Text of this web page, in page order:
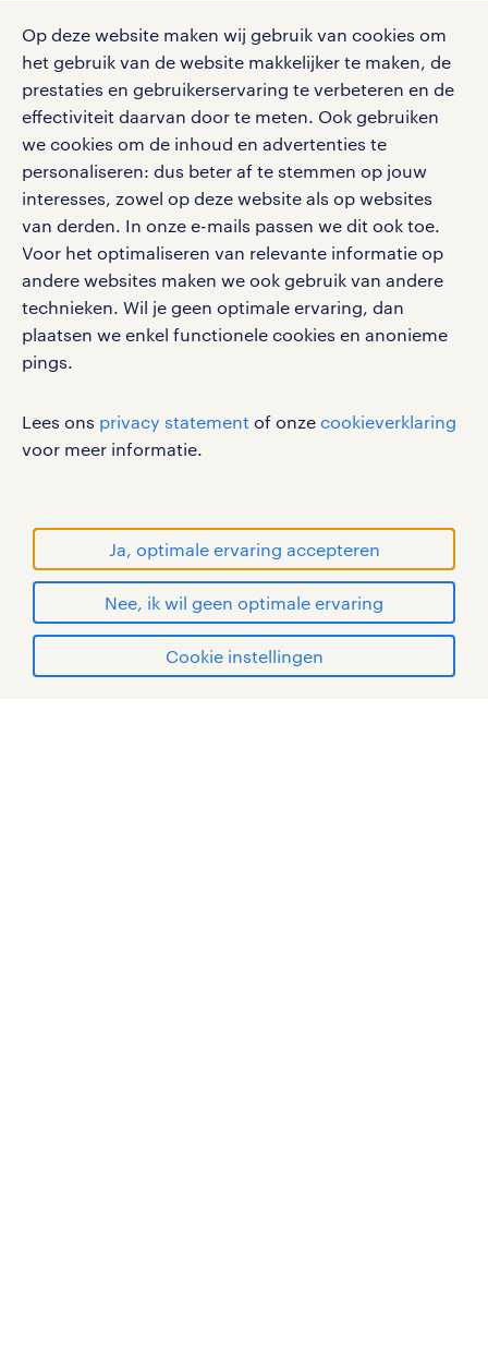
Op deze website maken wij gebruik van cookies om
het gebruik van de website makkelijker te maken, de
prestaties en gebruikerservaring te verbeteren en de
effectiviteit daarvan door te meten. Ook gebruiken
we cookies om de inhoud en advertenties te
personaliseren: dus beter af te stemmen op jouw
interesses, zowel op deze website als op websites
van derden. In onze e-mails passen we dit ook toe.
Voor het optimaliseren van relevante informatie op
andere websites maken we ook gebruik van andere
technieken. Wil je geen optimale ervaring, dan
plaatsen we enkel functionele cookies en anonieme
pings.
Lees ons privacy statement of onze cookieverklaring
voor meer informatie.
Ja, optimale ervaring accepteren
Nee, ik wil geen optimale ervaring
Cookie instellingen
Volg ons voor de leukste content omtrent
vacatures, solliciteren en inspiratie.
werken bij randstad
gebruikersvoorwaarden
privacystatement
cookies
disclaimer
sitemap
RANDSTAD, HUMAN FORWARD en SHAPING THE
WORLD OF WORK zijn geregistreerde